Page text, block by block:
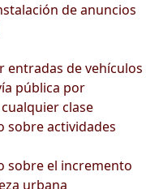
de anuncios
entradas de vehículos
pública por
clase
sobre actividades
sobre el incremento
urbana